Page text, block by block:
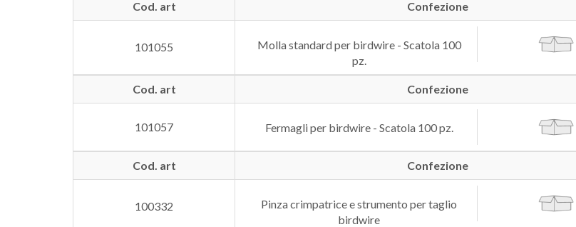
Cod. art Confezione
101055
Molla standard per birdwire - Scatola 100
pz.
Cod. art Confezione
101057 Fermagli per birdwire - Scatola 100 pz.
Cod. art Confezione
100332
Pinza crimpatrice e strumento per taglio
birdwire